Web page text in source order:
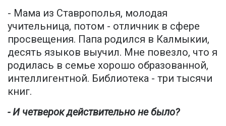
- Мама из Ставрополья, молодая
учительница, потом - отличник в сфере
просвещения. Папа родился в Калмыкии,
десять языков выучил. Мне повезло, что я
родилась в семье хорошо образованной,
интеллигентной. Библиотека - три тысячи
книг.
- И четверок действительно не было?